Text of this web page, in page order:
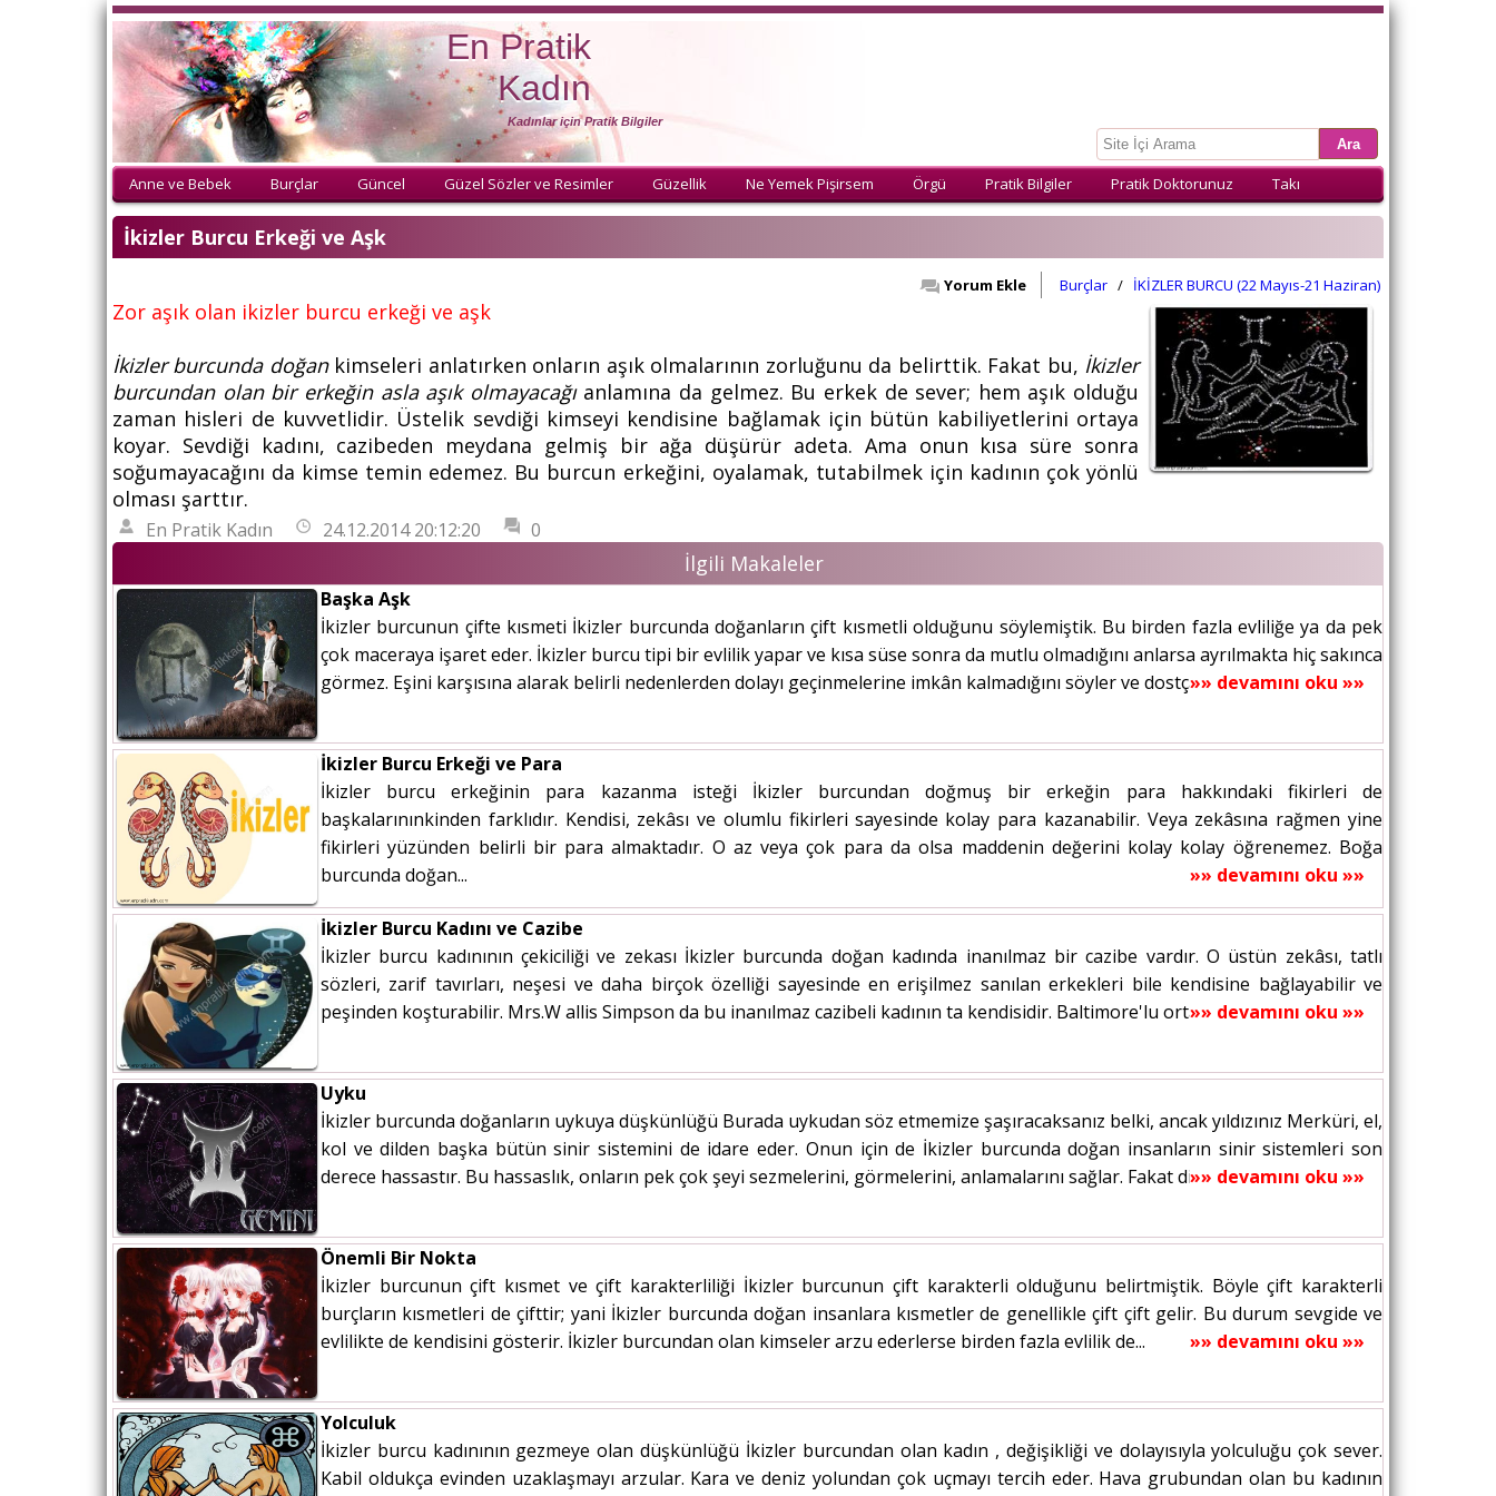
En Pratik
Kadın
Kadınlar için Pratik Bilgiler
Anne ve Bebek Burçlar Güncel Güzel Sözler ve Resimler Güzellik Ne Yemek Pişirsem Örgü Pratik Bilgiler Pratik Doktorunuz Takı
İkizler Burcu Erkeği ve Aşk
İKİZLER BURCU (22 Mayıs-21 Haziran)
/
Burçlar
Yorum Ekle
Zor aşık olan ikizler burcu erkeği ve aşk
İkizler burcunda doğankimseleri anlatırken onların aşık olmalarının zorluğunu da belirttik. Fakat bu, İkizler
burcundan olan bir erkeğin asla aşık olmayacağıanlamına da gelmez. Bu erkek de sever; hem aşık olduğu
zaman hisleri de kuvvetlidir. Üstelik sevdiği kimseyi kendisine bağlamak için bütün kabiliyetlerini ortaya
koyar. Sevdiği kadını, cazibeden meydana gelmiş bir ağa düşürür adeta. Ama onun kısa süre sonra
soğumayacağını da kimse temin edemez. Bu burcun erkeğini, oyalamak, tutabilmek için kadının çok yönlü
olması şarttır.
En Pratik Kadın 24.12.2014 20:12:20 0
İlgili Makaleler
Başka Aşk
İkizler burcunun çifte kısmeti İkizler burcunda doğanların çift kısmetli olduğunu söylemiştik. Bu birden fazla evliliğe ya da pek
çok maceraya işaret eder. İkizler burcu tipi bir evlilik yapar ve kısa süse sonra da mutlu olmadığını anlarsa ayrılmakta hiç sakınca
görmez. Eşini karşısına alarak belirli nedenlerden dolayı geçinmelerine imkân kalmadığını söyler ve dostça...»» devamını oku »»
İkizler Burcu Erkeği ve Para
İkizler burcu erkeğinin para kazanma isteği İkizler burcundan doğmuş bir erkeğin para hakkındaki fikirleri de
başkalarınınkinden farklıdır. Kendisi, zekâsı ve olumlu fikirleri sayesinde kolay para kazanabilir. Veya zekâsına rağmen yine
fikirleri yüzünden belirli bir para almaktadır. O az veya çok para da olsa maddenin değerini kolay kolay öğrenemez. Boğa
burcunda doğan...
»» devamını oku »»
İkizler Burcu Kadını ve Cazibe
İkizler burcu kadınının çekiciliği ve zekası İkizler burcunda doğan kadında inanılmaz bir cazibe vardır. O üstün zekâsı, tatlı
sözleri, zarif tavırları, neşesi ve daha birçok özelliği sayesinde en erişilmez sanılan erkekleri bile kendisine bağlayabilir ve
peşinden koşturabilir. Mrs.W allis Simpson da bu inanılmaz cazibeli kadının ta kendisidir. Baltimore'lu orta halli bir...»» devamını oku »»
Uyku
İkizler burcunda doğanların uykuya düşkünlüğü Burada uykudan söz etmemize şaşıracaksanız belki, ancak yıldızınız Merküri, el,
kol ve dilden başka bütün sinir sistemini de idare eder. Onun için de İkizler burcunda doğan insanların sinir sistemleri son
derece hassastır. Bu hassaslık, onların pek çok şeyi sezmelerini, görmelerini, anlamalarını sağlar. Fakat diğer taraftan bu...
»» devamını oku »»
Önemli Bir Nokta
İkizler burcunun çift kısmet ve çift karakterliliği İkizler burcunun çift karakterli olduğunu belirtmiştik. Böyle çift karakterli
burçların kısmetleri de çifttir; yani İkizler burcunda doğan insanlara kısmetler de genellikle çift çift gelir. Bu durum sevgide ve
evlilikte de kendisini gösterir. İkizler burcundan olan kimseler arzu ederlerse birden fazla evlilik de...
»» devamını oku »»
Yolculuk
İkizler burcu kadınının gezmeye olan düşkünlüğü İkizler burcundan olan kadın , değişikliği ve dolayısıyla yolculuğu çok sever.
Kabil oldukça evinden uzaklaşmayı arzular. Kara ve deniz yolundan çok uçmayı tercih eder. Hava grubundan olan bu kadının